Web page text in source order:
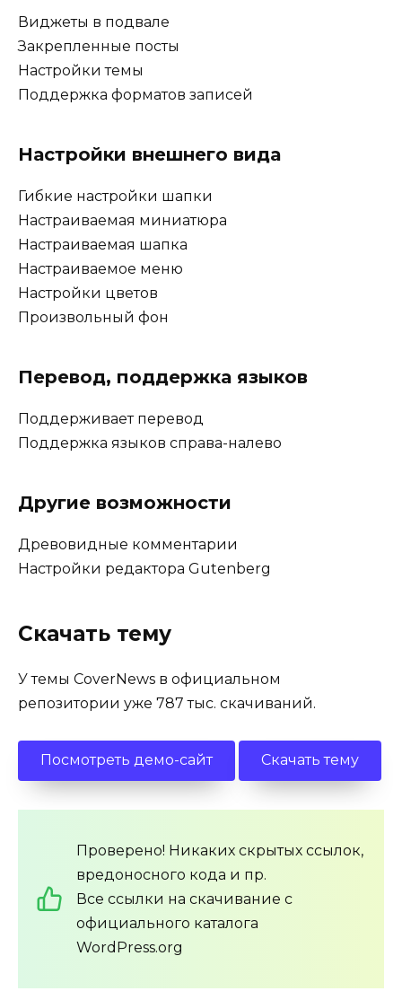
Виджеты в подвале
Закрепленные посты
Настройки темы
Поддержка форматов записей
Настройки внешнего вида
Гибкие настройки шапки
Настраиваемая миниатюра
Настраиваемая шапка
Настраиваемое меню
Настройки цветов
Произвольный фон
Перевод, поддержка языков
Поддерживает перевод
Поддержка языков справа-налево
Другие возможности
Древовидные комментарии
Настройки редактора Gutenberg
Скачать тему
У темы CoverNews в официальном
репозитории уже 787 тыс. скачиваний.
Посмотреть демо-сайт Скачать тему
Проверено! Никаких скрытых ссылок,
вредоносного кода и пр.
Все ссылки на скачивание с
официального каталога
WordPress.org